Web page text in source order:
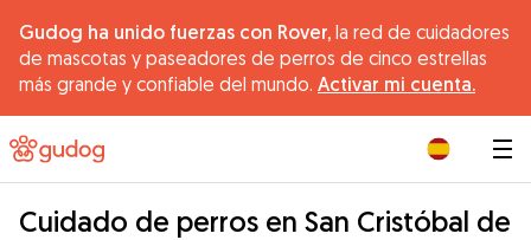
Gudog ha unido fuerzas con Rover, la red de cuidadores
de mascotas y paseadores de perros de cinco estrellas
más grande y confiable del mundo. Activar mi cuenta.
Cuidado de perros en San Cristóbal de